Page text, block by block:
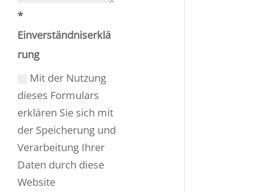
*
Einverständniserklä
rung
Mit der Nutzung
dieses Formulars
erklären Sie sich mit
der Speicherung und
Verarbeitung Ihrer
Daten durch diese
Website